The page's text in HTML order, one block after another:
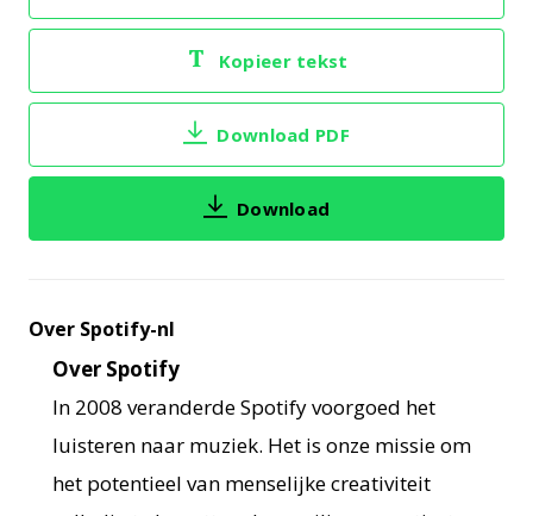
Kopieer tekst
Download PDF
Download
Over Spotify-nl
Over Spotify
In 2008 veranderde Spotify voorgoed het
luisteren naar muziek. Het is onze missie om
het potentieel van menselijke creativiteit